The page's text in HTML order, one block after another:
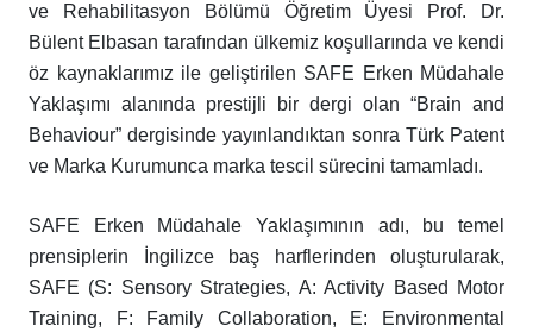
ve Rehabilitasyon Bölümü Öğretim Üyesi Prof. Dr.
Bülent Elbasan tarafından ülkemiz koşullarında ve kendi
öz kaynaklarımız ile geliştirilen SAFE Erken Müdahale
Yaklaşımı alanında prestijli bir dergi olan “Brain and
Behaviour” dergisinde yayınlandıktan sonra Türk Patent
ve Marka Kurumunca marka tescil sürecini tamamladı.
SAFE Erken Müdahale Yaklaşımının adı, bu temel
prensiplerin İngilizce baş harflerinden oluşturularak,
SAFE (S: Sensory Strategies, A: Activity Based Motor
Training, F: Family Collaboration, E: Environmental